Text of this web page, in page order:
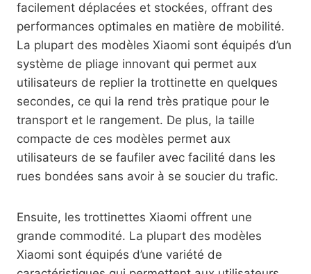
facilement déplacées et stockées, offrant des
performances optimales en matière de mobilité.
La plupart des modèles Xiaomi sont équipés d’un
système de pliage innovant qui permet aux
utilisateurs de replier la trottinette en quelques
secondes, ce qui la rend très pratique pour le
transport et le rangement. De plus, la taille
compacte de ces modèles permet aux
utilisateurs de se faufiler avec facilité dans les
rues bondées sans avoir à se soucier du trafic.
Ensuite, les trottinettes Xiaomi offrent une
grande commodité. La plupart des modèles
Xiaomi sont équipés d’une variété de